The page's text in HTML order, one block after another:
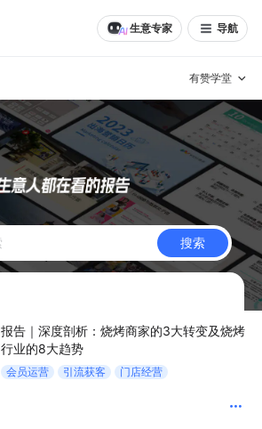
生意专家 导航
有赞学堂
增长方法
有赞专家说
实干家直播间
新零售茶会
搜索
报告｜深度剖析：烧烤商家的3大转变及烧烤
行业的8大趋势
会员运营 引流获客 门店经营